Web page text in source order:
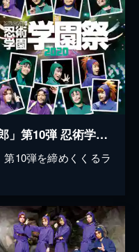
ミュージカル「忍たま乱太郎」第10弾 忍術学園学園祭 2020
10弾を締めくくるラ